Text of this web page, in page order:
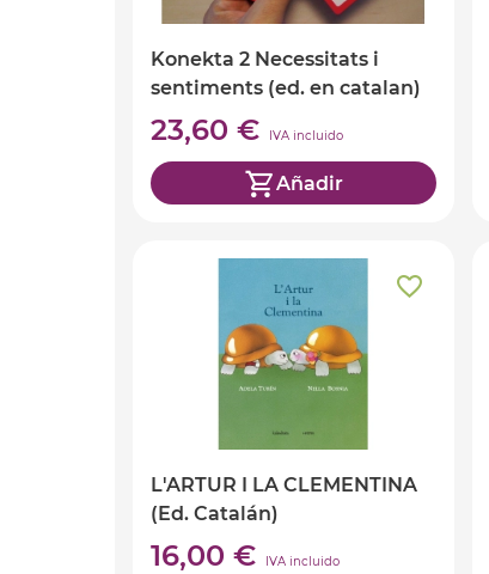
Konekta 2 Necessitats i
sentiments (ed. en catalan)
23,60 € IVA incluido
Añadir
L'ARTUR I LA CLEMENTINA
(Ed. Catalán)
16,00 € IVA incluido